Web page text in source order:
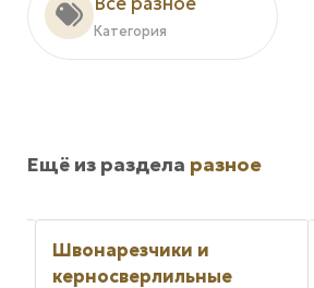
Категория
Ещё из раздела разное